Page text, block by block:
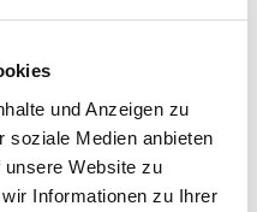
und Anzeigen zu
soziale Medien anbieten
Website zu
Informationen zu Ihrer
Städten zu finden.
nennen
Zahnarztangst